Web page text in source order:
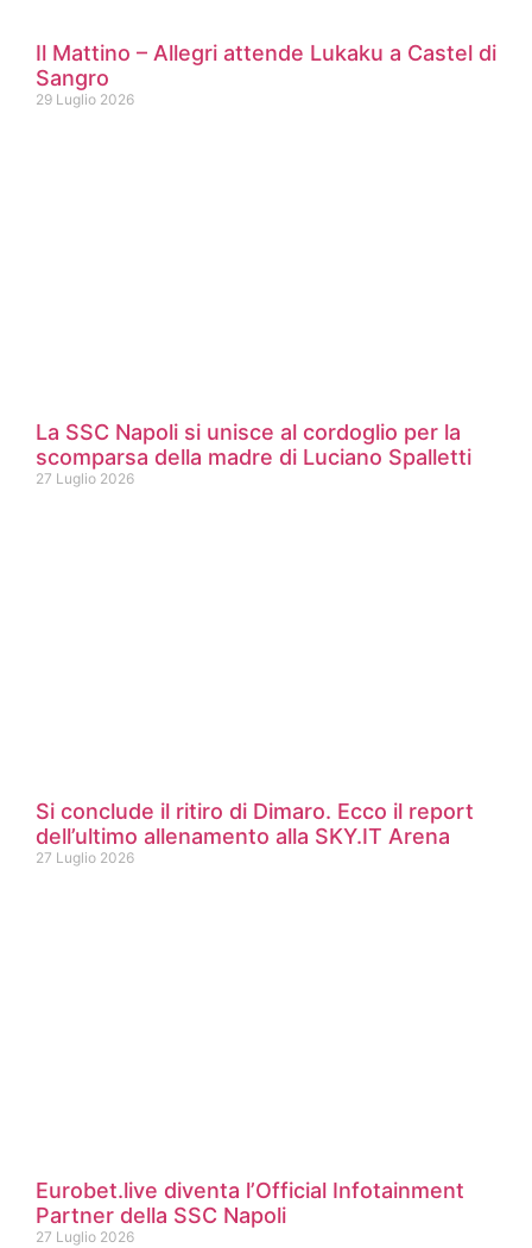
Il Mattino – Allegri attende Lukaku a Castel di
Sangro
29 Luglio 2026
La SSC Napoli si unisce al cordoglio per la
scomparsa della madre di Luciano Spalletti
27 Luglio 2026
Si conclude il ritiro di Dimaro. Ecco il report
dell’ultimo allenamento alla SKY.IT Arena
27 Luglio 2026
Eurobet.live diventa l’Official Infotainment
Partner della SSC Napoli
27 Luglio 2026